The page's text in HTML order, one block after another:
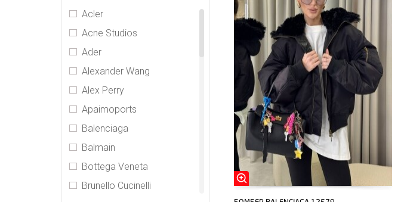
Acler
Acne Studios
Ader
Alexander Wang
Alex Perry
Apaimoports
Balenciaga
Balmain
Bottega Veneta
Brunello Cucinelli